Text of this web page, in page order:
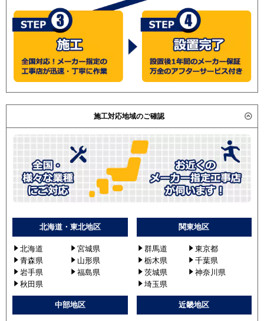
施工対応地域のご確認
北海道・東北地区
北海道
宮城県
青森県
山形県
岩手県
福島県
秋田県
関東地区
群馬道
東京都
栃木県
千葉県
茨城県
神奈川県
埼玉県
中部地区 近畿地区